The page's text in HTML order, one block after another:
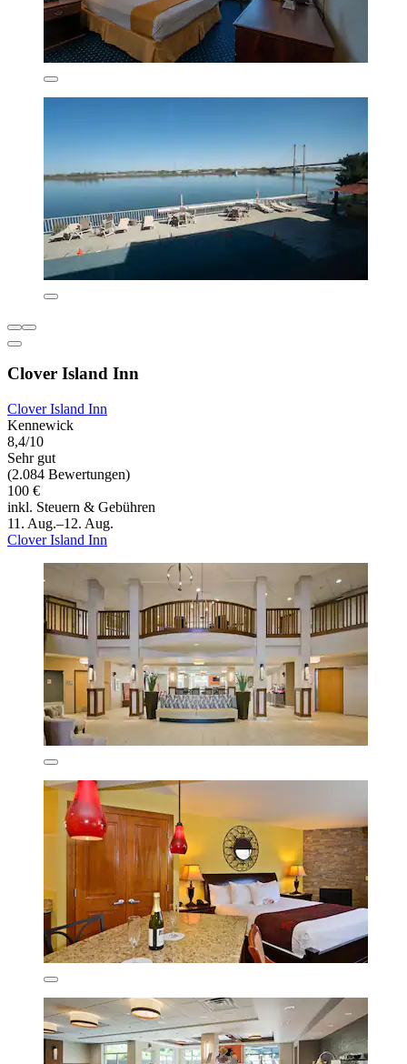
Clover Island Inn
Clover Island Inn
Kennewick
8,4/10
Sehr gut
(2.084 Bewertungen)
100 €
inkl. Steuern & Gebühren
11. Aug.–12. Aug.
Clover Island Inn